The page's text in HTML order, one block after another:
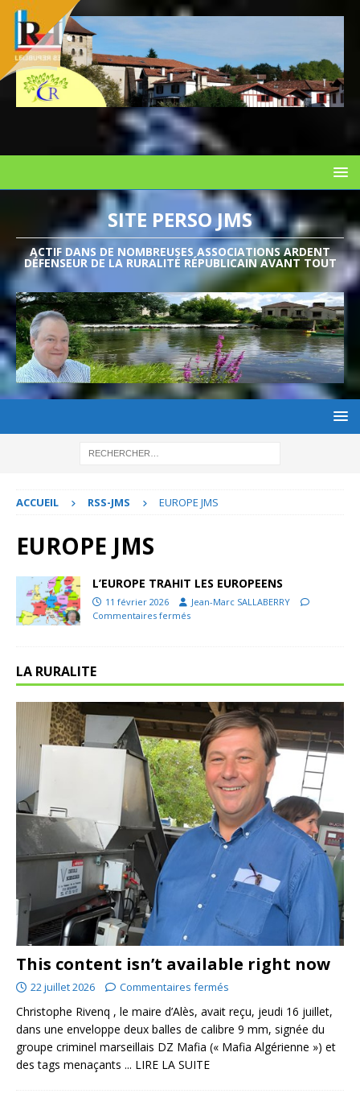
SITE PERSO JMS
ACTIF DANS DE NOMBREUSES ASSOCIATIONS ARDENT
DÉFENSEUR DE LA RURALITÉ RÉPUBLICAIN AVANT TOUT
ACCUEIL RSS-JMS EUROPE JMS
EUROPE JMS
L’EUROPE TRAHIT LES EUROPEENS
11 février 2026
Jean-Marc SALLABERRY
Commentaires fermés
LA RURALITE
This content isn’t available right now
22 juillet 2026 Commentaires fermés
Christophe Rivenq , le maire d’Alès, avait reçu, jeudi 16 juillet,
dans une enveloppe deux balles de calibre 9 mm, signée du
groupe criminel marseillais DZ Mafia (« Mafia Algérienne ») et
des tags menaçants ... LIRE LA SUITE